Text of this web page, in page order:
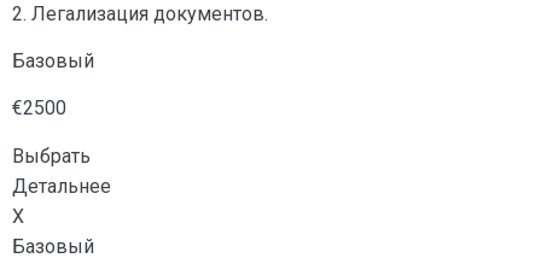
2. Легализация документов.
Базовый
€2500
Выбрать
Детальнее
X
Базовый